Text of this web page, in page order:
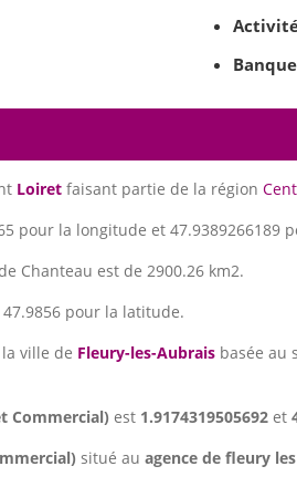
Loiret faisant partie de la région
pour la longitude et 47.9389266189
Chanteau est de 2900.26 km2.
47.9856 pour la latitude.
ville de Fleury-les-Aubrais basée au
Commercial) est 1.9174319505692 et
situé au agence de fleury